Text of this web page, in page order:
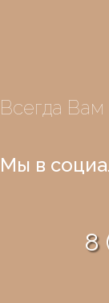
Всегда Вам
Мы в
8